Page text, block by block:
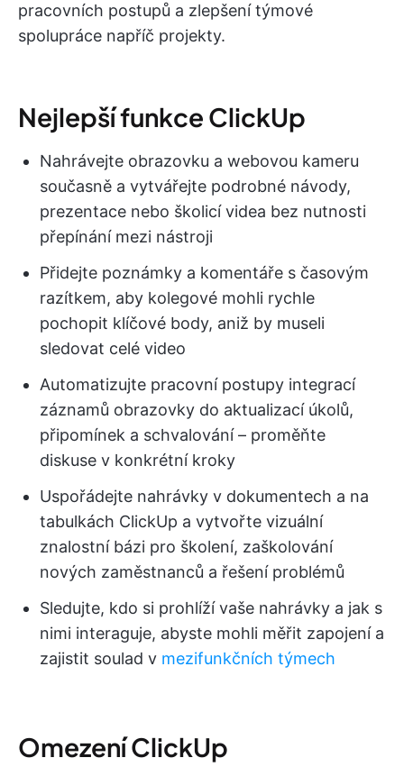
pracovních postupů a zlepšení týmové
spolupráce napříč projekty.
Nejlepší funkce ClickUp
Nahrávejte obrazovku a webovou kameru
současně a vytvářejte podrobné návody,
prezentace nebo školicí videa bez nutnosti
přepínání mezi nástroji
Přidejte poznámky a komentáře s časovým
razítkem, aby kolegové mohli rychle
pochopit klíčové body, aniž by museli
sledovat celé video
Automatizujte pracovní postupy integrací
záznamů obrazovky do aktualizací úkolů,
připomínek a schvalování – proměňte
diskuse v konkrétní kroky
Uspořádejte nahrávky v dokumentech a na
tabulkách ClickUp a vytvořte vizuální
znalostní bázi pro školení, zaškolování
nových zaměstnanců a řešení problémů
Sledujte, kdo si prohlíží vaše nahrávky a jak s
nimi interaguje, abyste mohli měřit zapojení a
zajistit soulad v mezifunkčních týmech
Omezení ClickUp